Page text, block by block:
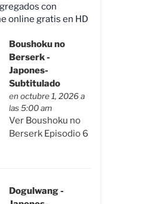
con
online gratis en HD
Boushoku no
Berserk -
Japones-
Subtitulado
en octubre 1, 2026 a
las 5:00 am
Ver Boushoku no
Berserk Episodio 6
Dogulwang -